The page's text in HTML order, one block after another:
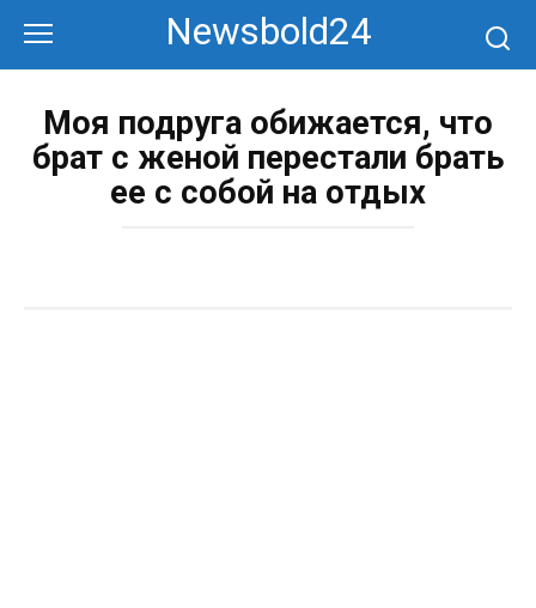
контенту
Newsbold24
Моя подруга обижается, что
брат с женой перестали брать
ее с собой на отдых